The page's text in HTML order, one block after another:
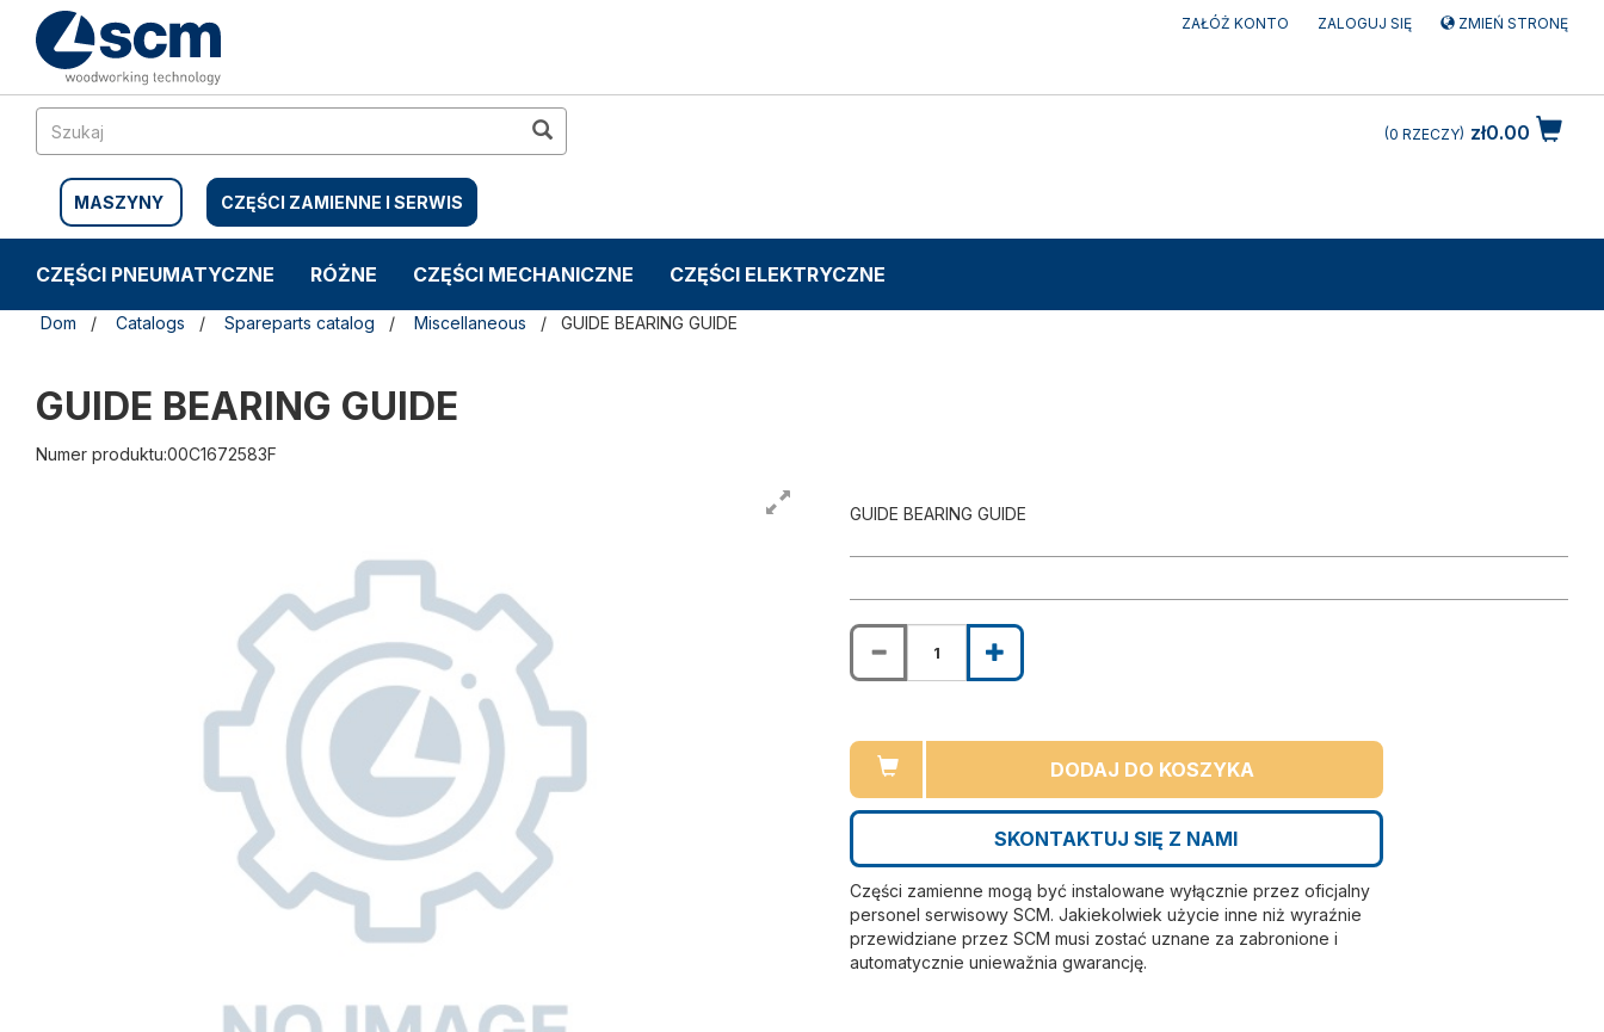
Przejdź
treści
Przejdź
menu
nawigacyjnego
ZAŁÓŻ KONTO ZALOGUJ SIĘ ZMIEŃ STRONĘ
MASZYNY CZĘŚCI ZAMIENNE I SERWIS
zł0.00
0 RZECZY
CZĘŚCI PNEUMATYCZNE RÓŻNE CZĘŚCI MECHANICZNE CZĘŚCI ELEKTRYCZNE
Dom Catalogs Spareparts catalog Miscellaneous GUIDE BEARING GUIDE
GUIDE BEARING GUIDE
Numer produktu:00C1672583F
GUIDE BEARING GUIDE
DODAJ DO KOSZYKA
SKONTAKTUJ SIĘ Z NAMI
Części zamienne mogą być instalowane wyłącznie przez oficjalny
personel serwisowy SCM. Jakiekolwiek użycie inne niż wyraźnie
przewidziane przez SCM musi zostać uznane za zabronione i
automatycznie uniewažnia gwarancję.